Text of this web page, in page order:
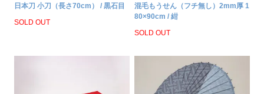
日本刀 小刀（長さ70cm） / 黒石目
SOLD OUT
混毛もうせん（フチ無し）2mm厚 1
80×90cm / 紺
SOLD OUT